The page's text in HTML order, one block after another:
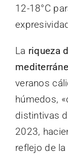
12-18°C
La riqueza
veranos
húmedos,
distintivas
2023,
reflejo de